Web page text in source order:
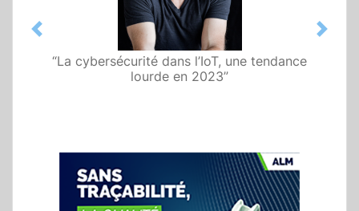
“La cybersécurité dans l’IoT, une tendance
lourde en 2023”
Previous Next